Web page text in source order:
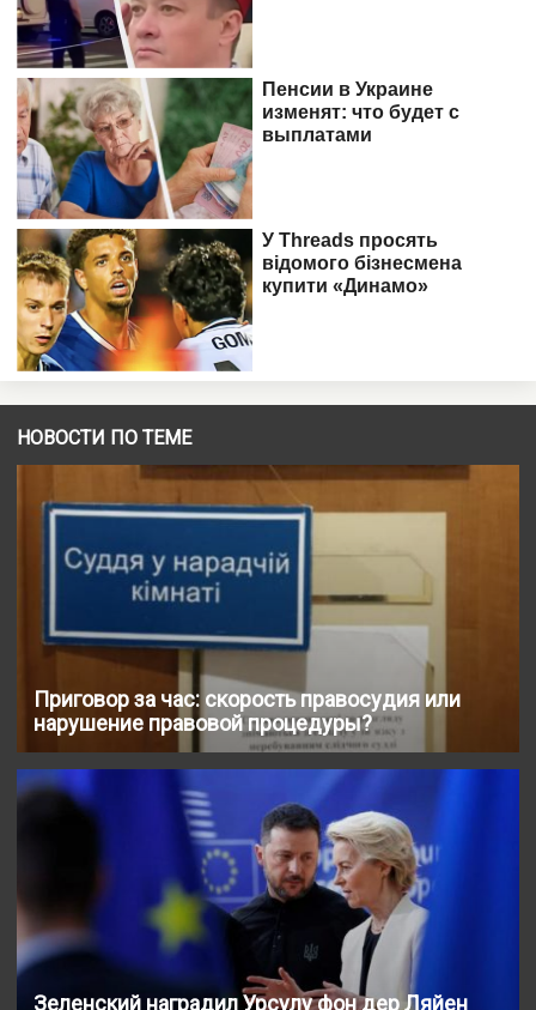
НОВОСТИ ПО ТЕМЕ
Приговор за час: скорость правосудия или
нарушение правовой процедуры?
Зеленский наградил Урсулу фон дер Ляйен